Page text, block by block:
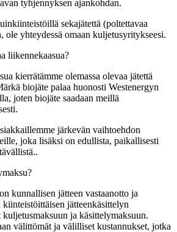
tyhjennyksen ajankohdan.
sekajätettä (poltettavaa
ole yhteydessä omaan kuljetusyritykseesi.
liikennekaasua?
kierrätämme olemassa olevaa jätettä
biojäte palaa huonosti Westenergyn
joten biojäte saadaan meillä
järkevän vaihtoehdon
joka lisäksi on edullista, paikallisesti
kunnallisen jätteen vastaanotto ja
jätteenkäsittelyn
ja käsittelymaksuun.
välittömät ja välilliset kustannukset, jotka